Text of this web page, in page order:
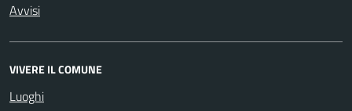
Avvisi
VIVERE IL COMUNE
Luoghi